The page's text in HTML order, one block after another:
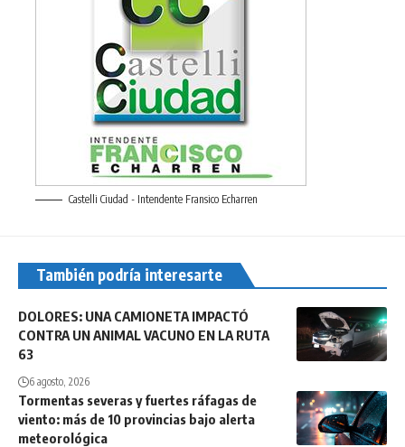
Castelli Ciudad - Intendente Fransico Echarren
También podría interesarte
DOLORES: UNA CAMIONETA IMPACTÓ
CONTRA UN ANIMAL VACUNO EN LA RUTA
63
6 agosto, 2026
Tormentas severas y fuertes ráfagas de
viento: más de 10 provincias bajo alerta
meteorológica